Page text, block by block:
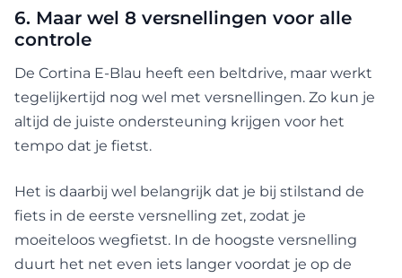
6. Maar wel 8 versnellingen voor alle
controle
De Cortina E-Blau heeft een beltdrive, maar werkt
tegelijkertijd nog wel met versnellingen. Zo kun je
altijd de juiste ondersteuning krijgen voor het
tempo dat je fietst.
Het is daarbij wel belangrijk dat je bij stilstand de
fiets in de eerste versnelling zet, zodat je
moeiteloos wegfietst. In de hoogste versnelling
duurt het net even iets langer voordat je op de